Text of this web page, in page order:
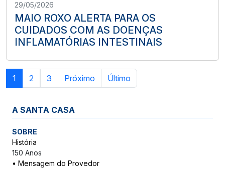
29/05/2026
MAIO ROXO ALERTA PARA OS
CUIDADOS COM AS DOENÇAS
INFLAMATÓRIAS INTESTINAIS
1 2 3 Próximo Último
A SANTA CASA
SOBRE
História
150 Anos
• Mensagem do Provedor